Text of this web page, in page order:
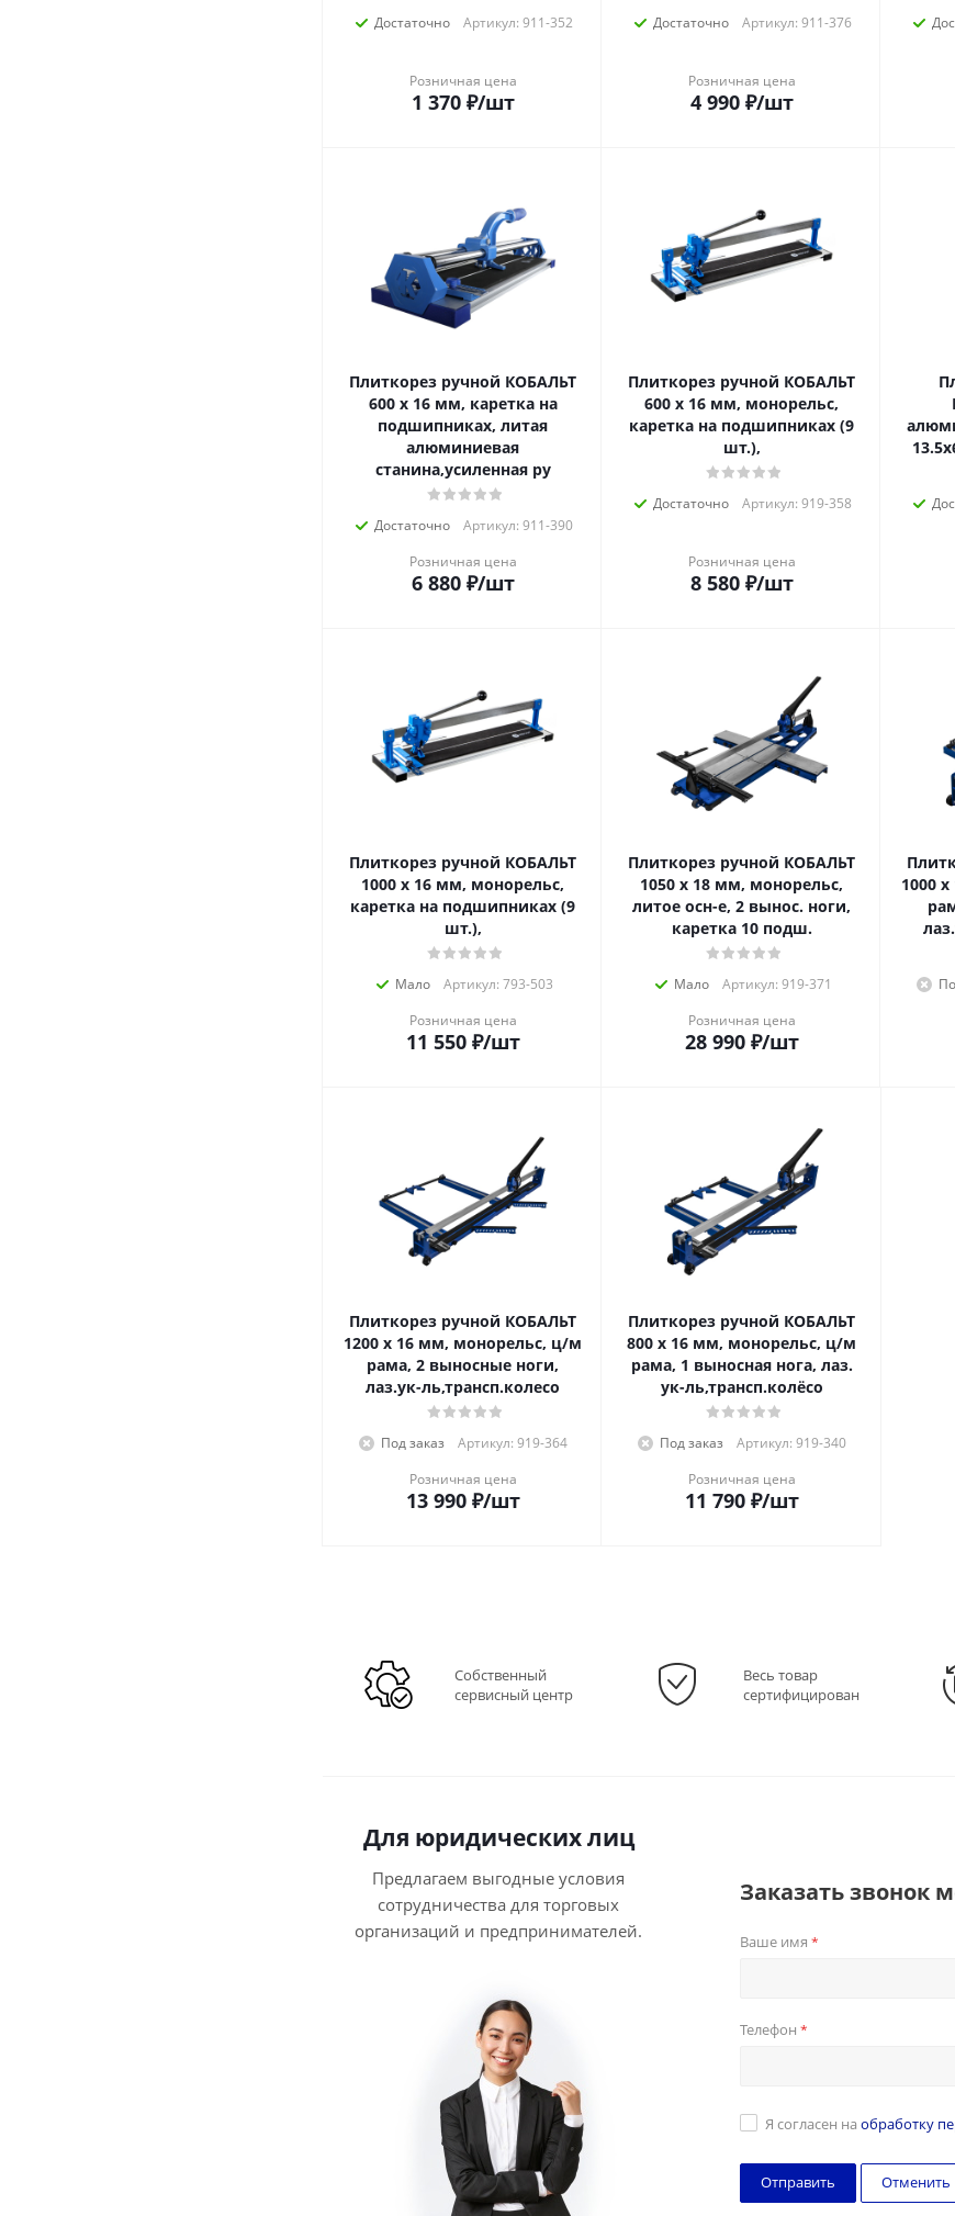
Достаточно Артикул: 911-352
Розничная цена
1 370₽/шт
Достаточно Артикул: 911-376
Розничная цена
4 990₽/шт
Плиткорез ручной КОБАЛЬТ
600 х 16 мм, каретка на
подшипниках, литая
алюминиевая
станина,усиленная ру
Достаточно
Артикул: 911-390
Розничная цена
6 880₽/шт
Плиткорез ручной КОБАЛЬТ
600 х 16 мм, монорельс,
каретка на подшипниках (9
шт.),
Достаточно Артикул: 919-358
Розничная цена
8 580₽/шт
Плиткорез ручной КОБАЛЬТ
1000 х 16 мм, монорельс,
каретка на подшипниках (9
шт.),
Мало
Артикул: 793-503
Розничная цена
11 550₽/шт
Плиткорез ручной КОБАЛЬТ
1050 х 18 мм, монорельс,
литое осн-е, 2 вынос. ноги,
каретка 10 подш.
Мало
Артикул: 919-371
Розничная цена
28 990₽/шт
1000
Плиткорез ручной КОБАЛЬТ
1200 х 16 мм, монорельс, ц/м
рама, 2 выносные ноги,
лаз.ук-ль,трансп.колесо
Под заказ
Артикул: 919-364
Розничная цена
13 990₽/шт
Плиткорез ручной КОБАЛЬТ
800 х 16 мм, монорельс, ц/м
рама, 1 выносная нога, лаз.
ук-ль,трансп.колёсо
Под заказ
Артикул: 919-340
Розничная цена
11 790₽/шт
Собственный
сервисный центр
Весь товар
сертифицирован
Для юридических лиц
Предлагаем выгодные условия
сотрудничества для торговых
организаций и предпринимателей.
Заказать звонок
Ваше имя *
Телефон *
Я согласен на обработку
Отменить